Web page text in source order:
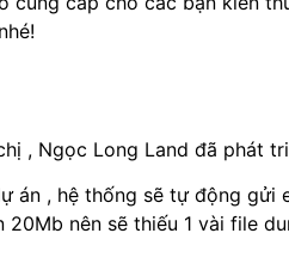
, Ngọc Long Land đã phát
án , hệ thống sẽ tự động gửi
nên sẽ thiếu 1 vài file